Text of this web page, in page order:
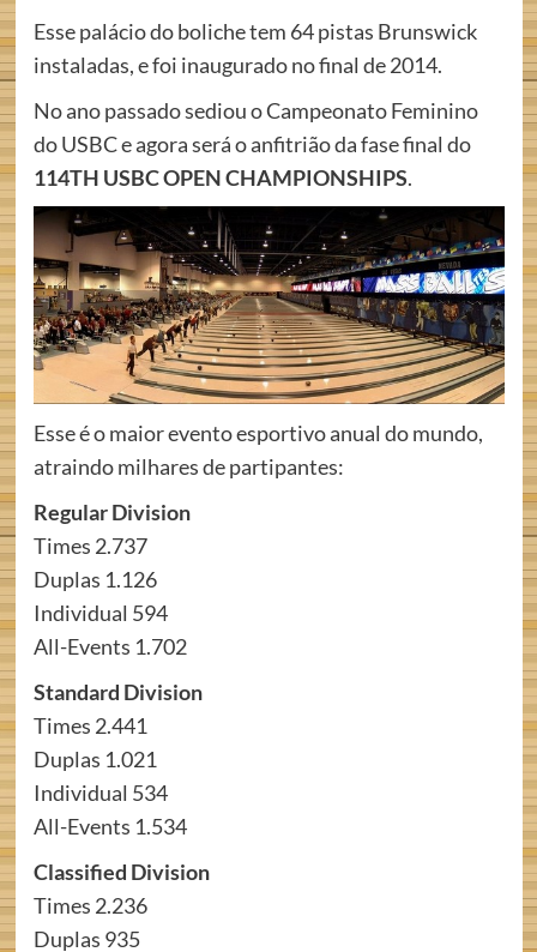
Esse palácio do boliche tem 64 pistas Brunswick
instaladas, e foi inaugurado no final de 2014.
No ano passado sediou o Campeonato Feminino
do USBC e agora será o anfitrião da fase final do
114TH USBC OPEN CHAMPIONSHIPS.
Esseé o maior evento esportivo anual do mundo,
atraindo milhares de partipantes:
Regular Division
Times 2.737
Duplas 1.126
Individual 594
All-Events 1.702
Standard Division
Times 2.441
Duplas 1.021
Individual 534
All-Events 1.534
Classified Division
Times 2.236
Duplas 935